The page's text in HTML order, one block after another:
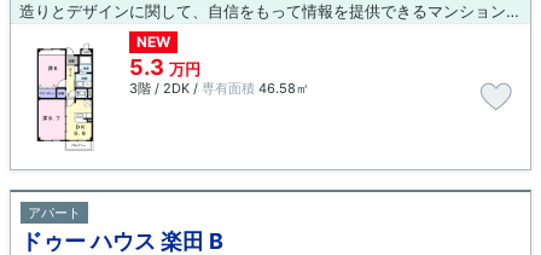
造りとデザインに関して、自信をもって情報を提供できるマンションです。電車移動の多い方に嬉しい駅から徒歩10分の物件です。住まいのことでお困りでしたら、お気軽に当社へお問い合わせ下さい。当社は数多くの賃貸情報を取り扱っております。ご希望に適した物件をご紹介いたします。
NEW
5.3 万円
3階 / 2DK / 専有面積 46.58㎡
アパート
ドゥー ハウス 楽田 B